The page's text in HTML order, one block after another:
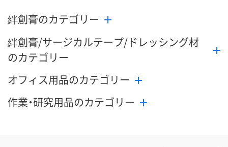
絆創膏のカテゴリー
絆創膏/サージカルテープ/ドレッシング材
のカテゴリー
オフィス用品のカテゴリー
作業・研究用品のカテゴリー